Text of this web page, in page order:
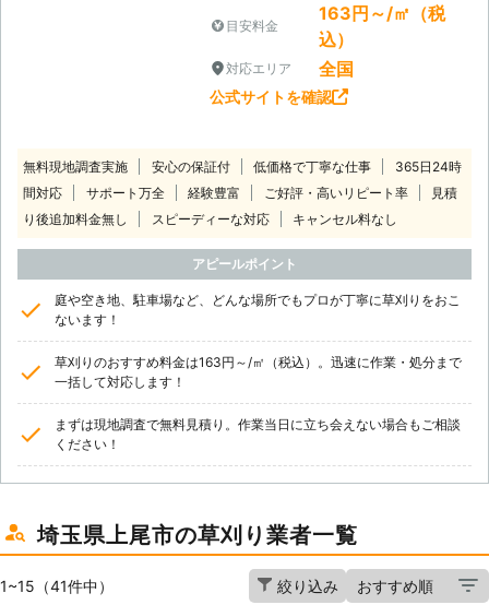
目安料金
163円～/㎡（税
込）
対応エリア 全国
公式サイトを確認
無料現地調査実施 安心の保証付 低価格で丁寧な仕事
365日24時
間対応
サポート万全 経験豊富 ご好評・高いリピート率
見積
り後追加料金無し
スピーディーな対応 キャンセル料なし
アピールポイント
庭や空き地、駐車場など、どんな場所でもプロが丁寧に草刈りをおこ
ないます！
草刈りのおすすめ料金は163円～/㎡（税込）。迅速に作業・処分まで
一括して対応します！
まずは現地調査で無料見積り。作業当日に立ち会えない場合もご相談
ください！
埼玉県上尾市の草刈り業者一覧
1~15（41件中） 絞り込み